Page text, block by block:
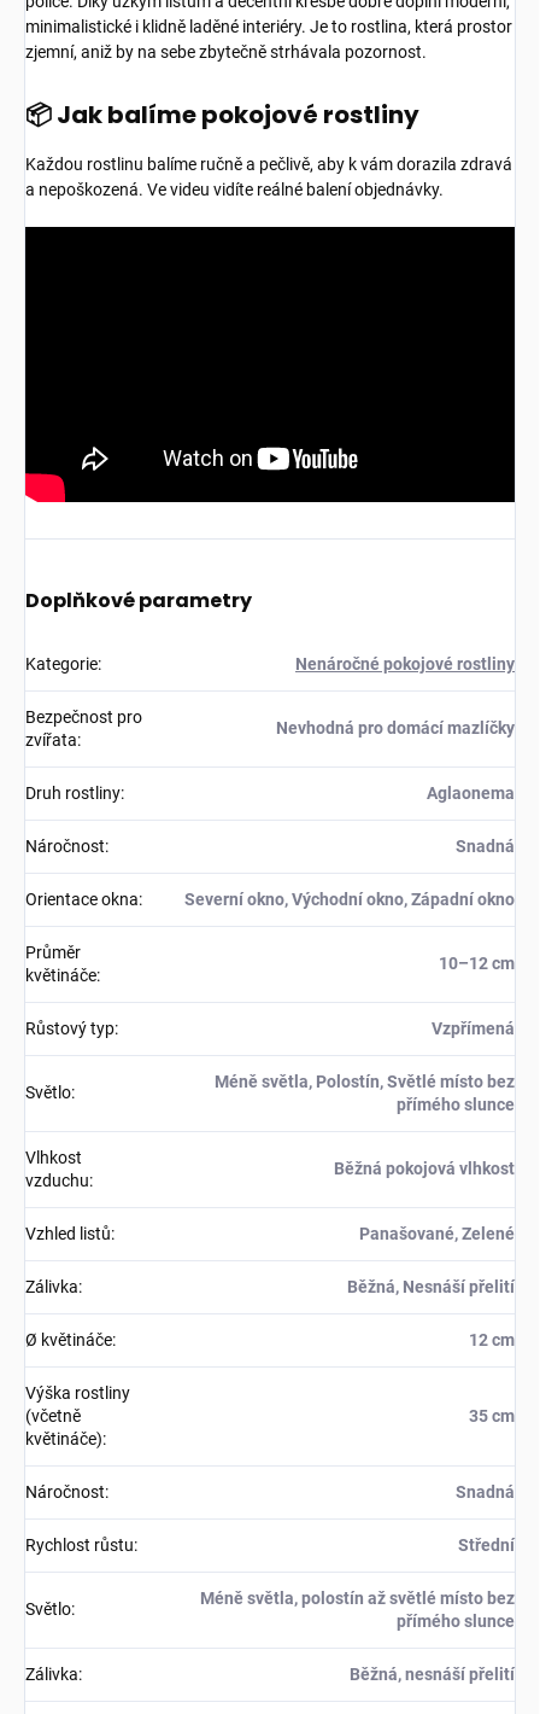
minimalistické i klidně laděné interiéry. Je to rostlina, která prostor
zjemní, aniž by na sebe zbytečně strhávala pozornost.
📦 Jak balíme pokojové rostliny
Každou rostlinu balíme ručně a pečlivě, aby k vám dorazila zdravá
a nepoškozená. Ve videu vidíte reálné balení objednávky.
Doplňkové parametry
Kategorie: Nenáročné pokojové rostliny
Bezpečnost pro
zvířata:
Nevhodná pro domácí mazlíčky
Druh rostliny: Aglaonema
Náročnost: Snadná
Orientace okna: Severní okno, Východní okno, Západní okno
Průměr
květináče:
10–12 cm
Růstový typ: Vzpřímená
Světlo:
Méně světla, Polostín, Světlé místo bez
přímého slunce
Vlhkost
vzduchu:
Běžná pokojová vlhkost
Vzhled listů: Panašované, Zelené
Zálivka: Běžná, Nesnáší přelití
Ø květináče: 12 cm
Výška rostliny
(včetně
květináče):
35 cm
Náročnost: Snadná
Rychlost růstu: Střední
Světlo:
Méně světla, polostín až světlé místo bez
přímého slunce
Zálivka: Běžná, nesnáší přelití